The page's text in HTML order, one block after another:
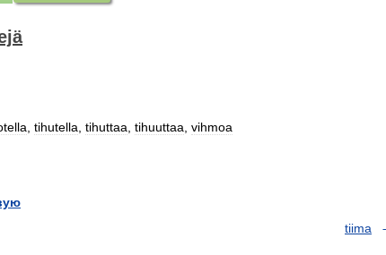
tihutella tihuttaa tihuuttaa vihmoa
tiima